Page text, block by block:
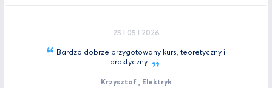
25 I 05 I 2026
Bardzo dobrze przygotowany kurs, teoretyczny i
praktyczny.
Krzysztof , Elektryk